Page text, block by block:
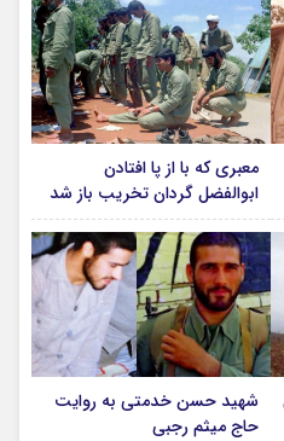
معبری که با از پا افتادن
ابوالفضل گردان تخریب باز شد
شهید حسن خدمتی به روایت
حاج میثم رجبی